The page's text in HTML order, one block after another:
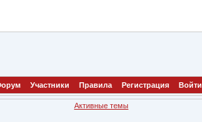
Участники Правила Регистрация Войти
Активные темы